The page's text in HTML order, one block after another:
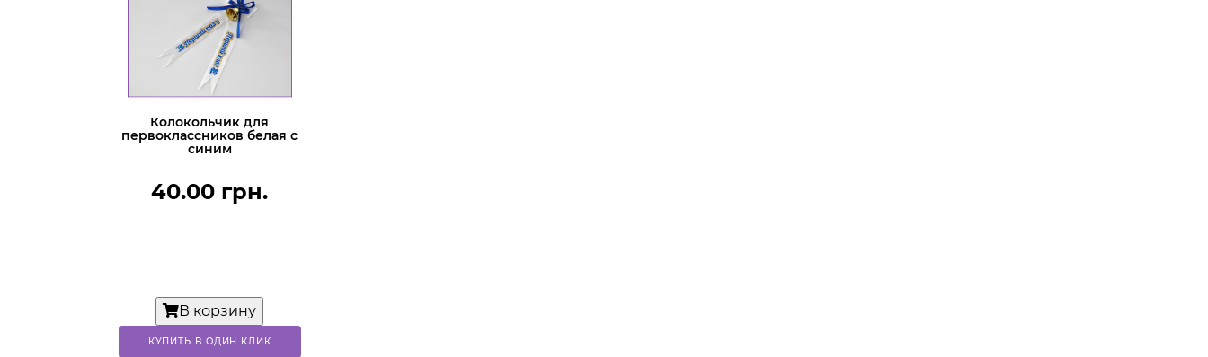
Колокольчик для
первоклассников белая с
синим
40.00 грн.
В корзину
КУПИТЬ В ОДИН КЛИК